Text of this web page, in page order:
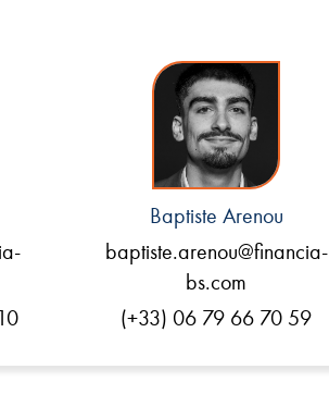
Baptiste Arenou
baptiste.arenou@financia-
bs.com
(+33) 06 79 66 70 59